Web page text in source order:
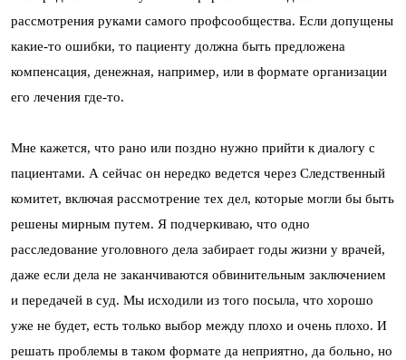
рассмотрения руками самого профсообщества. Если допущены
какие-то ошибки, то пациенту должна быть предложена
компенсация, денежная, например, или в формате организации
его лечения где-то.
Мне кажется, что рано или поздно нужно прийти к диалогу с
пациентами. А сейчас он нередко ведется через Следственный
комитет, включая рассмотрение тех дел, которые могли бы быть
решены мирным путем. Я подчеркиваю, что одно
расследование уголовного дела забирает годы жизни у врачей,
даже если дела не заканчиваются обвинительным заключением
и передачей в суд. Мы исходили из того посыла, что хорошо
уже не будет, есть только выбор между плохо и очень плохо. И
решать проблемы в таком формате да неприятно, да больно, но